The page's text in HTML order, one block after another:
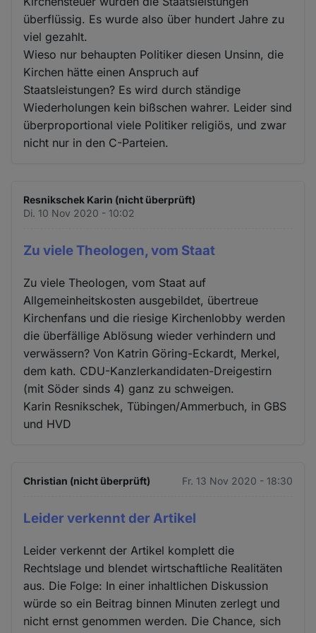
überflüssig. Es wurde also über hundert Jahre zu
viel gezahlt.
Wieso nur behaupten Politiker diesen Unsinn, die
Kirchen hätte einen Anspruch auf
Staatsleistungen? Es wird durch ständige
Wiederholungen kein bißschen wahrer. Leider sind
überproportional viele Politiker religiös, und zwar
nicht nur in den C-Parteien.
Resnikschek Karin (nicht überprüft)
Di. 10 Nov 2020 - 10:02
Zu viele Theologen, vom Staat
Zu viele Theologen, vom Staat auf
Allgemeinheitskosten ausgebildet, übertreue
Kirchenfans und die riesige Kirchenlobby werden
die überfällige Ablösung wieder verhindern und
verwässern? Von Katrin Göring-Eckardt, Merkel,
dem kath. CDU-Kanzlerkandidaten-Dreigestirn
(mit Söder sinds 4) ganz zu schweigen.
Karin Resnikschek, Tübingen/Ammerbuch, in GBS
und HVD
Christian (nicht überprüft) Fr. 13 Nov 2020 - 18:30
Leider verkennt der Artikel
Leider verkennt der Artikel komplett die
Rechtslage und blendet wirtschaftliche Realitäten
aus. Die Folge: In einer inhaltlichen Diskussion
würde so ein Beitrag binnen Minuten zerlegt und
nicht ernst genommen werden. Die Chance, sich